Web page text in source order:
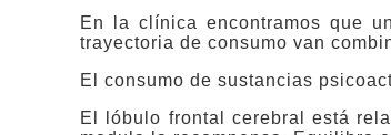
En la clínica encontramos que
trayectoria de consumo van
El consumo de sustancias
El lóbulo frontal cerebral está